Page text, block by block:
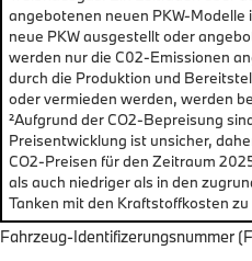
angebotenen neuen PKW-
neue PKW ausgestellt oder
werden nur die C02-Emissionen
durch die Produktion und
oder vermieden werden, werden
²Aufgrund der CO2-Bepreisung
Preisentwicklung ist unsicher,
CO2-Preisen für den Zeitraum
als auch niedriger als in den
Tanken mit den Kraftstoffkosten
Fahrzeug-Identifizerungsnummer